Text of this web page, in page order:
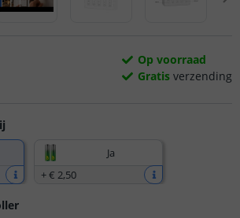
Ja
+€ 2,50
Op voorraad
Gratis verzending